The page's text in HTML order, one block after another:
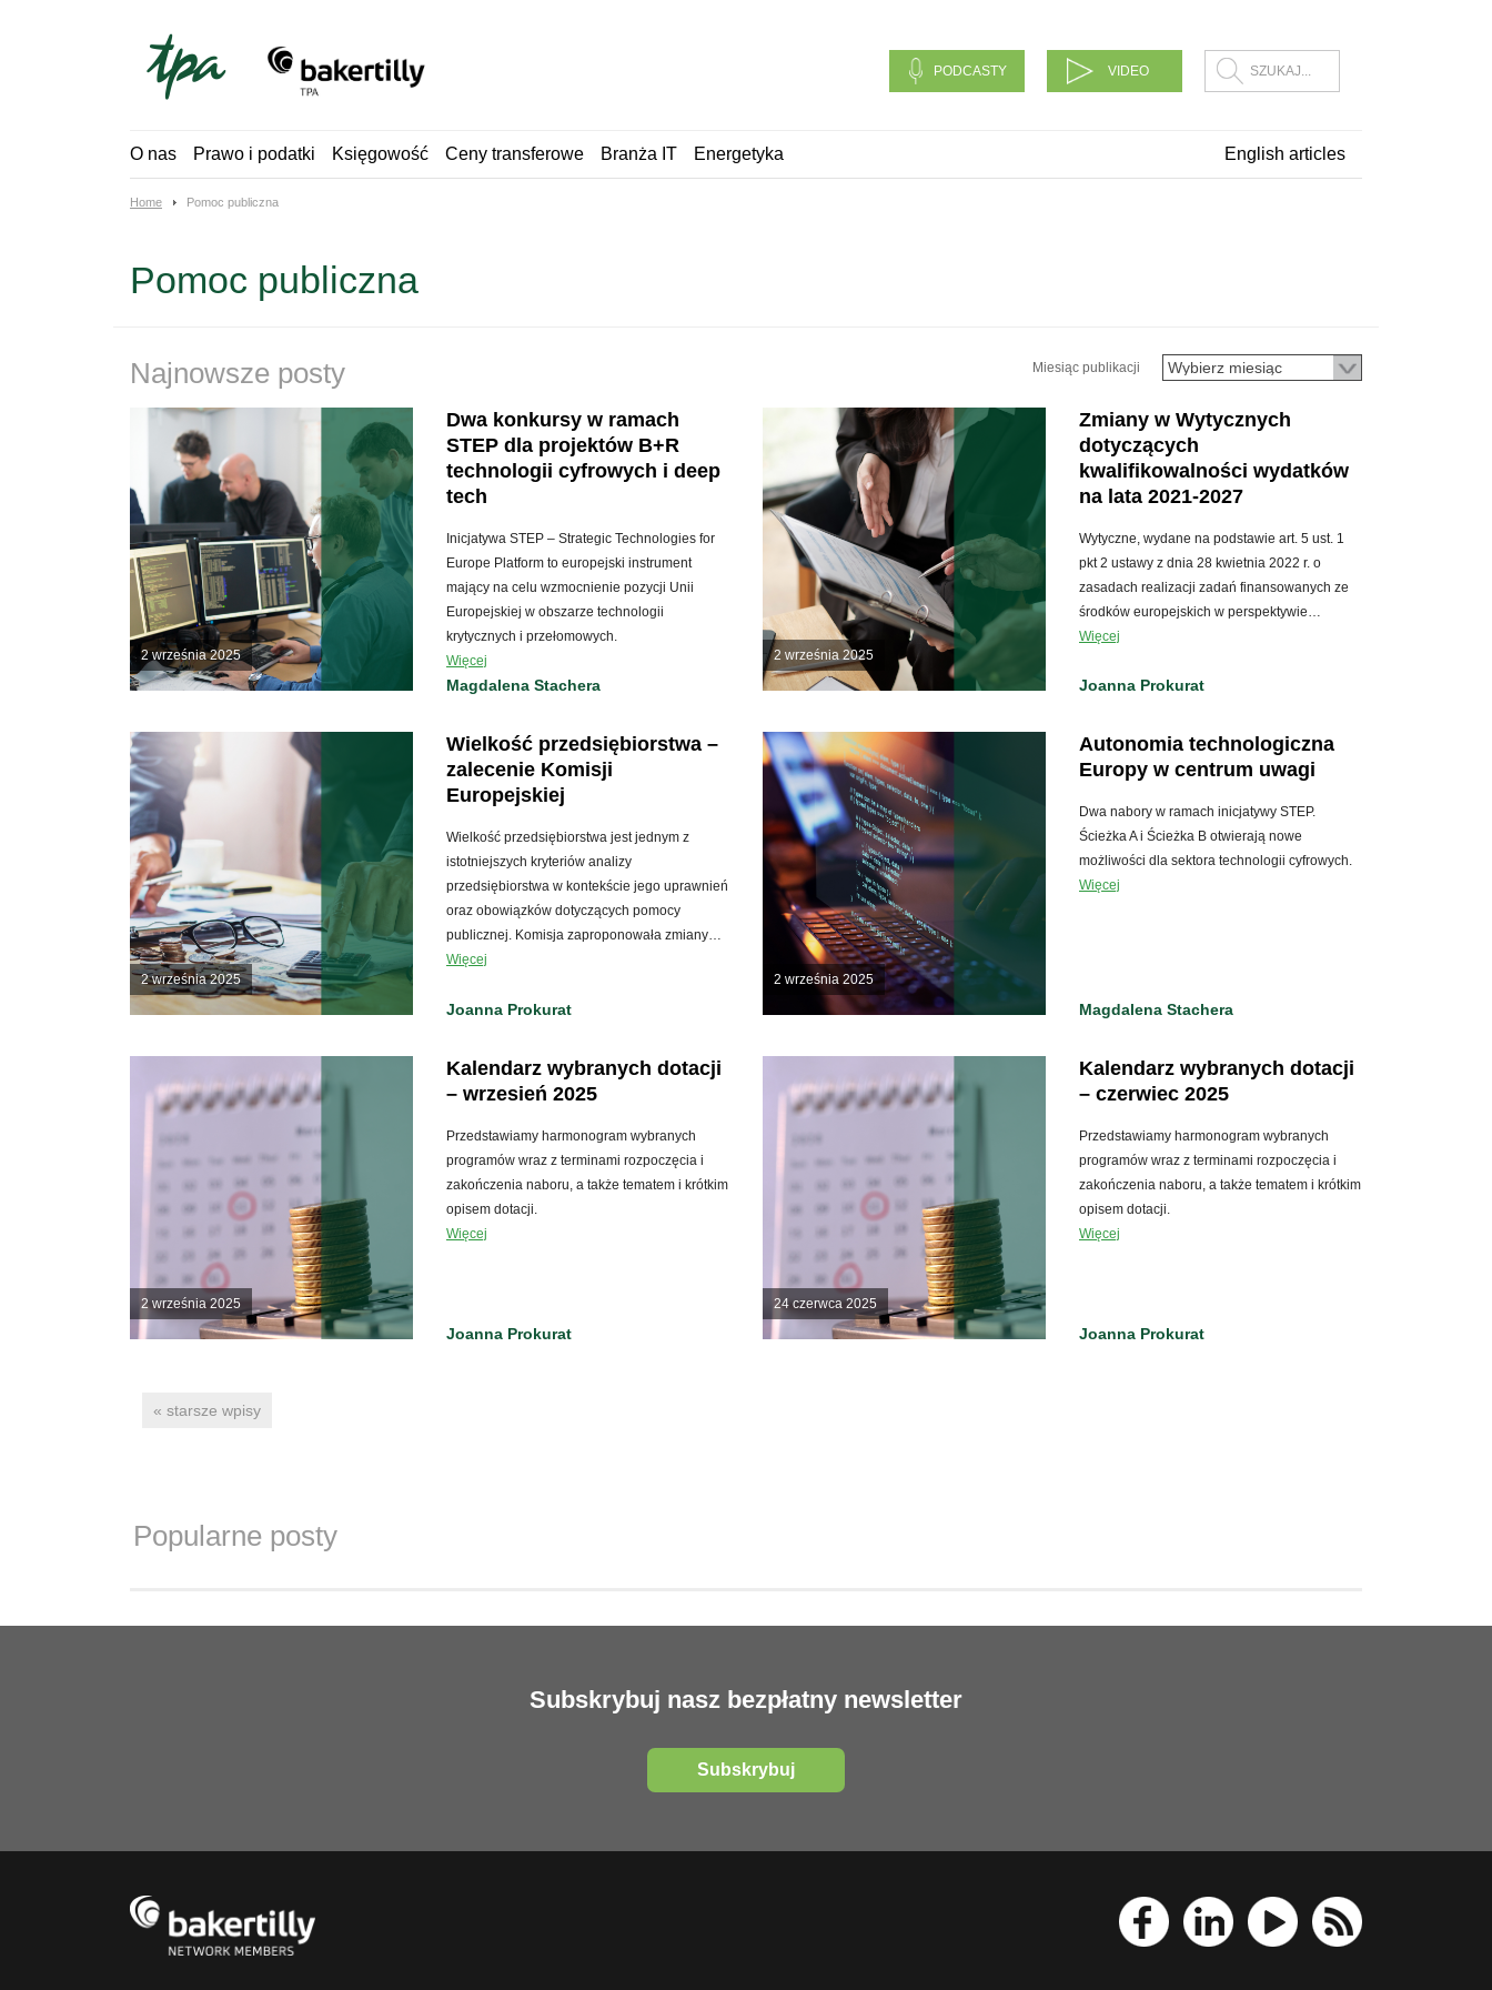
PODCASTY VIDEO
O nas Prawo i podatki Księgowość Ceny transferowe Branża IT Energetyka English articles
Home Pomoc publiczna
Pomoc publiczna
Najnowsze posty Miesiąc publikacji
2 września 2025
Dwa konkursy w ramach
STEP dla projektów B+R
technologii cyfrowych i deep
tech
Inicjatywa STEP – Strategic Technologies for
Europe Platform to europejski instrument
mający na celu wzmocnienie pozycji Unii
Europejskiej w obszarze technologii
krytycznych i przełomowych.
Więcej
Magdalena Stachera
2 września 2025
Zmiany w Wytycznych
dotyczących
kwalifikowalności wydatków
na lata 2021-2027
Wytyczne, wydane na podstawie art. 5 ust. 1
pkt 2 ustawy z dnia 28 kwietnia 2022 r. o
zasadach realizacji zadań finansowanych ze
środków europejskich w perspektywie…
Więcej
Joanna Prokurat
2 września 2025
Wielkość przedsiębiorstwa –
zalecenie Komisji
Europejskiej
Wielkość przedsiębiorstwa jest jednym z
istotniejszych kryteriów analizy
przedsiębiorstwa w kontekście jego uprawnień
oraz obowiązków dotyczących pomocy
publicznej. Komisja zaproponowała zmiany…
Więcej
Joanna Prokurat
2 września 2025
Autonomia technologiczna
Europy w centrum uwagi
Dwa nabory w ramach inicjatywy STEP.
Ścieżka A i Ścieżka B otwierają nowe
możliwości dla sektora technologii cyfrowych.
Więcej
Magdalena Stachera
2 września 2025
Kalendarz wybranych dotacji
– wrzesień 2025
Przedstawiamy harmonogram wybranych
programów wraz z terminami rozpoczęcia i
zakończenia naboru, a także tematem i krótkim
opisem dotacji.
Więcej
Joanna Prokurat
24 czerwca 2025
Kalendarz wybranych dotacji
– czerwiec 2025
Przedstawiamy harmonogram wybranych
programów wraz z terminami rozpoczęcia i
zakończenia naboru, a także tematem i krótkim
opisem dotacji.
Więcej
Joanna Prokurat
« starsze wpisy
Popularne posty
Subskrybuj nasz bezpłatny newsletter
Subskrybuj